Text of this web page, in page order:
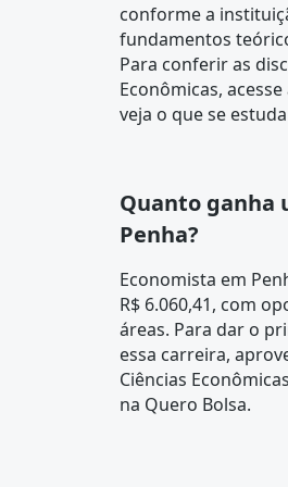
conforme a
fundamentos
Para conferir as
Econômicas,
veja o que se
Quanto ganha
Penha?
Economista em
R$ 6.060,41, com
áreas. Para dar o
essa carreira,
Ciências
na Quero Bolsa.